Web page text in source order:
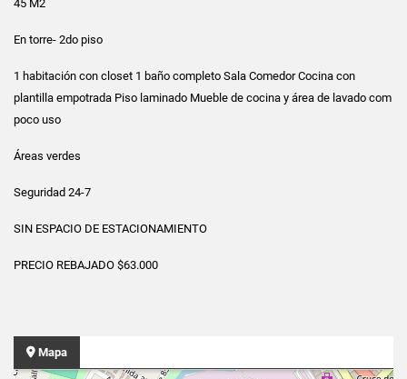
45 M2
En torre- 2do piso
1 habitación con closet 1 baño completo Sala Comedor Cocina con
plantilla empotrada Piso laminado Mueble de cocina y área de lavado com
poco uso
Áreas verdes
Seguridad 24-7
SIN ESPACIO DE ESTACIONAMIENTO
PRECIO REBAJADO $63.000
Mapa